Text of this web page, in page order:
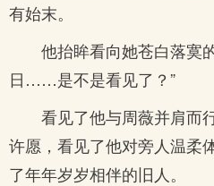
有始末。
他抬眸看向她苍白落寞
日……是不是看见了？”
看见了他与周薇并肩而
许愿，看见了他对旁人温柔
了年年岁岁相伴的旧人。